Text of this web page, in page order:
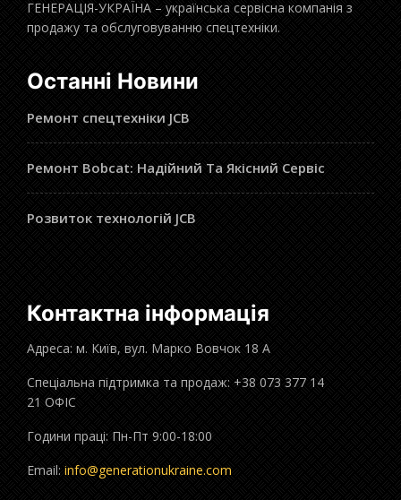
ГЕНЕРАЦІЯ-УКРАЇНА – українська сервісна компанія з
продажу та обслуговуванню спецтехніки.
Останні Новини
Ремонт спецтехніки JCB
Ремонт Bobcat: Надійний Та Якісний Сервіс
Розвиток технологій JCB
Контактна інформація
Адреса: м. Київ, вул. Марко Вовчок 18 А
Спеціальна підтримка та продаж: +38 073 377 14
21 ОФІС
Години праці: Пн-Пт 9:00-18:00
Email: info@generationukraine.com